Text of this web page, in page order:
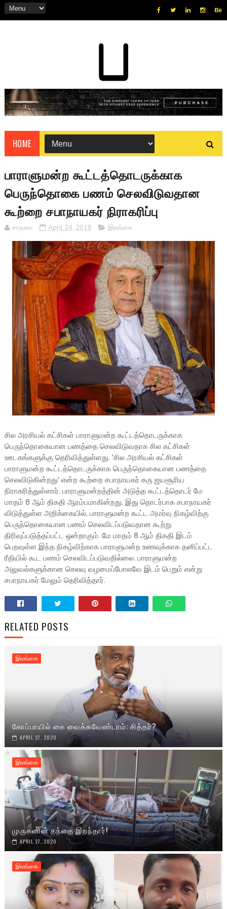
HOME
பாராளுமன்ற கூட்டத்தொடருக்காக
பெருந்தொகை பணம் செலவிடுவதான
கூற்றை சபாநாயகர் நிராகரிப்பு
சாதனா April 24, 2018 இலங்கை
சில அரசியல் கட்சிகள் பாராளுமன்ற கூட்டத்தொடருக்காக
பெருந்தொகையான பணத்தை செலவிடுவதாக சில கட்சிகள்
ஊடகங்களுக்கு தெரிவித்துள்ளது. 'சில அரசியல் கட்சிகள்
பாராளுமன்ற கூட்டத்தொடருக்காக பெருந்தொகையான பணத்தை
செலவிடுகின்றது' என்ற கூற்றை சபாநாயகர் கரு ஜயசூரிய
நிராகரித்துள்ளார். பாராளுமன்றத்தின் அடுத்த கூட்டத்தொடர் மே
மாதம் 8 ஆம் திகதி ஆரம்பமாகின்றது. இது தொடர்பாக சபாநாயகர்
விடுத்துள்ள அறிக்கையில், பாராளுமன்ற கூட்ட அமர்வு நிகழ்விற்கு
பெருந்தொகையான பணம் செலவிடப்படுவதான கூற்று
திரிவுப்படுத்தப்பட்ட ஒன்றாகும். மே மாதம் 8 ஆம் திகதி இடம்
பெறவுள்ள இந்த நிகழ்விற்காக பாராளுமன்ற உணவுக்காக தனிப்பட்ட
ரீதியில் கூட பணம் செலவிடப்படுவதில்லை. பாராளுமன்ற
அலுவல்களுக்கான செலவு வழமைப்போலவே இடம் பெறும் என்று
சபாநாயகர் மேலும் தெரிவித்தார்.
RELATED POSTS
இலங்கை
கோப்பாயில் கை வைக்கவேண்டாம்: சித்தர்?
APRIL 27, 2020
இலங்கை
முருகனின் தந்தை இறந்தார்!
APRIL 27, 2020
இலங்கை